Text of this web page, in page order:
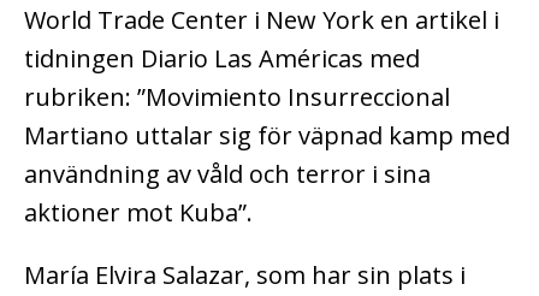
World Trade Center i New York en artikel i
tidningen Diario Las Américas med
rubriken: ”Movimiento Insurreccional
Martiano uttalar sig för väpnad kamp med
användning av våld och terror i sina
aktioner mot Kuba”.
María Elvira Salazar, som har sin plats i